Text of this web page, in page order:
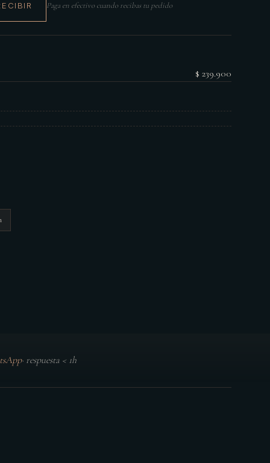
Paga en efectivo cuando recibas tu pedido
$ 239.900
· respuesta < 1h